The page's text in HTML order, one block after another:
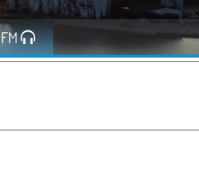
FM